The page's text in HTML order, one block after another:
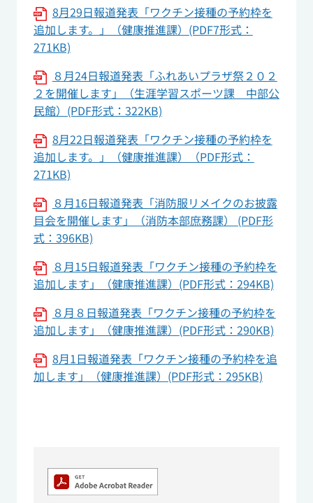
8月29日報道発表「ワクチン接種の予約枠を
追加します。」（健康推進課）(PDF7形式：
271KB)
８月24日報道発表「ふれあいプラザ祭２０２
２を開催します」（生涯学習スポーツ課 中部公
民館）(PDF形式：322KB)
8月22日報道発表「ワクチン接種の予約枠を
追加します。」（健康推進課）（PDF形式：
271KB)
８月16日報道発表「消防服リメイクのお披露
目会を開催します」（消防本部庶務課） (PDF形
式：396KB)
８月15日報道発表「ワクチン接種の予約枠を
追加します」（健康推進課）(PDF形式：294KB)
８月８日報道発表「ワクチン接種の予約枠を
追加します」（健康推進課）(PDF形式：290KB)
8月1日報道発表「ワクチン接種の予約枠を追
加します」（健康推進課）(PDF形式：295KB)